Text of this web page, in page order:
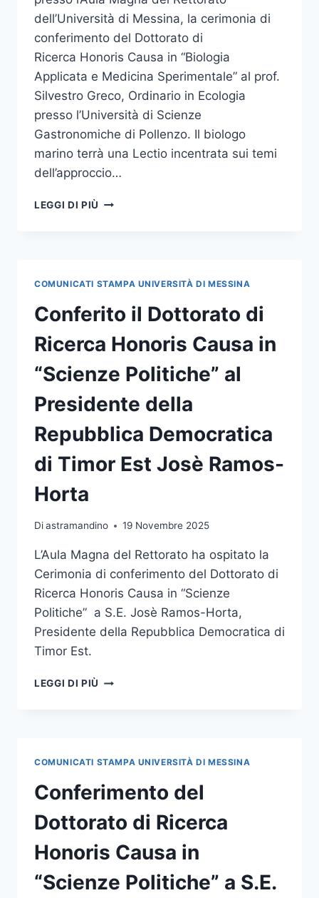
dell’Università di Messina, la cerimonia di
conferimento del Dottorato di
Ricerca Honoris Causa in “Biologia
Applicata e Medicina Sperimentale” al prof.
Silvestro Greco, Ordinario in Ecologia
presso l’Università di Scienze
Gastronomiche di Pollenzo. Il biologo
marino terrà una Lectio incentrata sui temi
dell’approccio…
LEGGI DI PIÙ CONFERIMENTO
“BIOLOGIA
APPLICATA
MEDICINA
SPERIMENTALE”
AL
PROF.
SILVESTRO
GRECO
COMUNICATI STAMPA UNIVERSITÀ DI MESSINA
Conferito il Dottorato di
Ricerca Honoris Causa in
“Scienze Politiche” al
Presidente della
Repubblica Democratica
di Timor Est Josè Ramos-
Horta
Diastramandino 19 Novembre 2025
L’Aula Magna del Rettorato ha ospitato la
Cerimonia di conferimento del Dottorato di
Ricerca Honoris Causa in “Scienze
Politiche” a S.E. Josè Ramos-Horta,
Presidente della Repubblica Democratica di
Timor Est.
LEGGI DI PIÙ CONFERITO
IN
“SCIENZE
POLITICHE”
AL
PRESIDENTE
DELLA
REPUBBLICA
DEMOCRATICA
COMUNICATI STAMPA UNIVERSITÀ DI MESSINA
Conferimento del
Dottorato di Ricerca
Honoris Causa in
“Scienze Politiche” a S.E.